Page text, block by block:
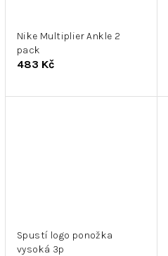
Nike Multiplier Ankle 2
pack
483 Kč
Spustí logo ponožka
vysoká 3p